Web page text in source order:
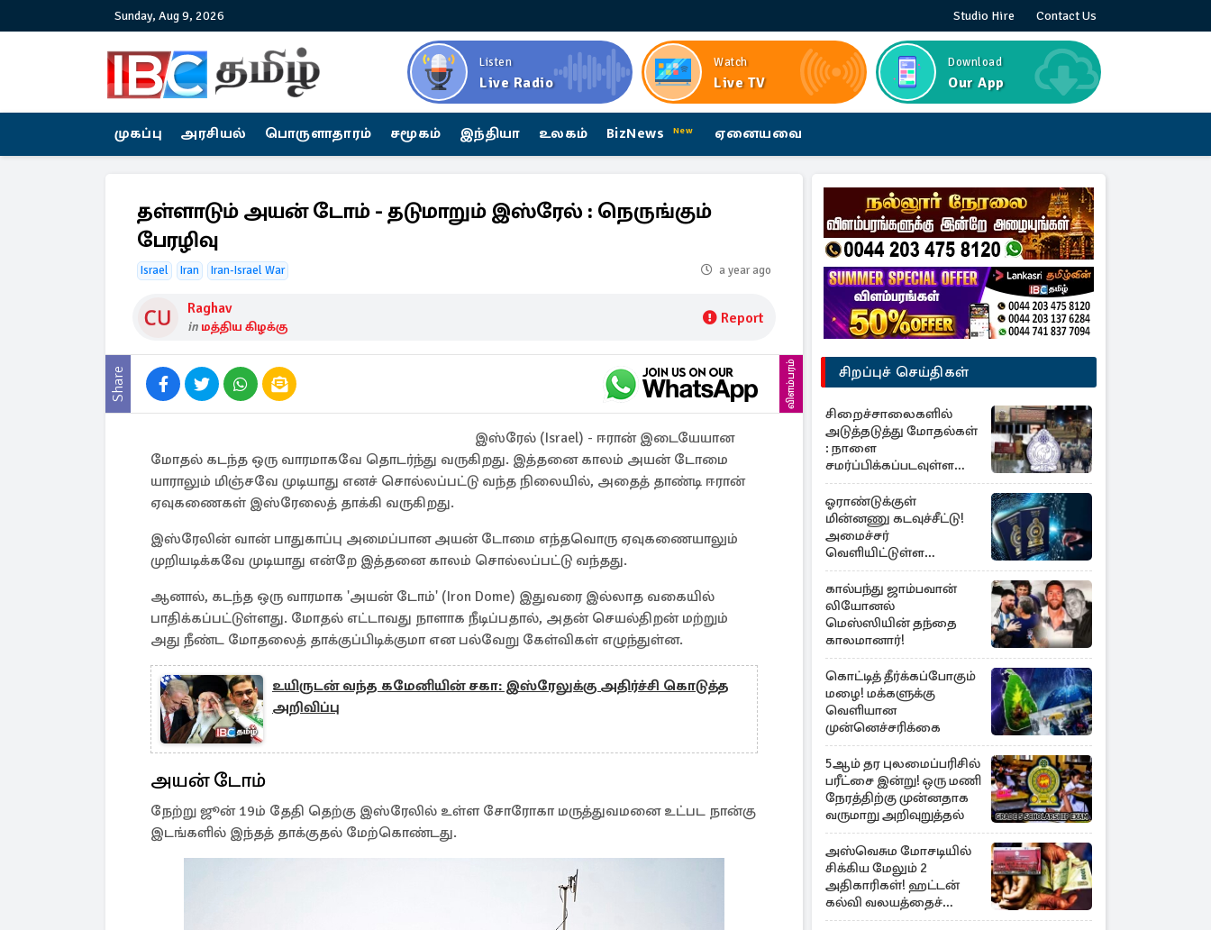
Sunday, Aug 9, 2026 Studio Hire Contact Us
Listen
Live Radio
Watch
Live TV
Download
Our App
முகப்பு அரசியல் பொருளாதாரம் சமூகம் இந்தியா உலகம் BizNews New ஏனையவை
தள்ளாடும் அயன் டோம் - தடுமாறும் இஸ்ரேல் : நெருங்கும்
பேரழிவு
Israel Iran Iran-Israel War a year ago
Raghav
in மத்திய கிழக்கு Report
Share விளம்பரம்
இஸ்ரேல் (Israel) - ஈரான் இடையேயான
மோதல் கடந்த ஒரு வாரமாகவே தொடர்ந்து வருகிறது. இத்தனை காலம் அயன் டோமை
யாராலும் மிஞ்சவே முடியாது எனச் சொல்லப்பட்டு வந்த நிலையில், அதைத் தாண்டி ஈரான்
ஏவுகணைகள் இஸ்ரேலைத் தாக்கி வருகிறது.
இஸ்ரேலின் வான் பாதுகாப்பு அமைப்பான அயன் டோமை எந்தவொரு ஏவுகணையாலும்
முறியடிக்கவே முடியாது என்றே இத்தனை காலம் சொல்லப்பட்டு வந்தது.
ஆனால், கடந்த ஒரு வாரமாக 'அயன் டோம்' (Iron Dome) இதுவரை இல்லாத வகையில்
பாதிக்கப்பட்டுள்ளது. மோதல் எட்டாவது நாளாக நீடிப்பதால், அதன் செயல்திறன் மற்றும்
அது நீண்ட மோதலைத் தாக்குப்பிடிக்குமா என பல்வேறு கேள்விகள் எழுந்துள்ன.
உயிருடன் வந்த கமேனியின் சகா: இஸ்ரேலுக்கு அதிர்ச்சி கொடுத்த
அறிவிப்பு
அயன் டோம்
நேற்று ஜூன் 19ம் தேதி தெற்கு இஸ்ரேலில் உள்ள சோரோகா மருத்துவமனை உட்பட நான்கு
இடங்களில் இந்தத் தாக்குதல் மேற்கொண்டது.
சிறப்புச் செய்திகள்
சிறைச்சாலைகளில்
அடுத்தடுத்து மோதல்கள்
: நாளை
சமர்ப்பிக்கப்படவுள்ள
அறிக்கை
ஓராண்டுக்குள்
மின்னணு கடவுச்சீட்டு!
அமைச்சர்
வெளியிட்டுள்ள
அறிவிப்பு
கால்பந்து ஜாம்பவான்
லியோனல்
மெஸ்ஸியின் தந்தை
காலமானார்!
கொட்டித் தீர்க்கப்போகும்
மழை! மக்களுக்கு
வெளியான
முன்னெச்சரிக்கை
5ஆம் தர புலமைப்பரிசில்
பரீட்சை இன்று! ஒரு மணி
நேரத்திற்கு முன்னதாக
வருமாறு அறிவுறுத்தல்
அஸ்வெசும மோசடியில்
சிக்கிய மேலும் 2
அதிகாரிகள்! ஹட்டன்
கல்வி வலயத்தைச்
சேர்ந்த 6 ஆசிரியர்கள்